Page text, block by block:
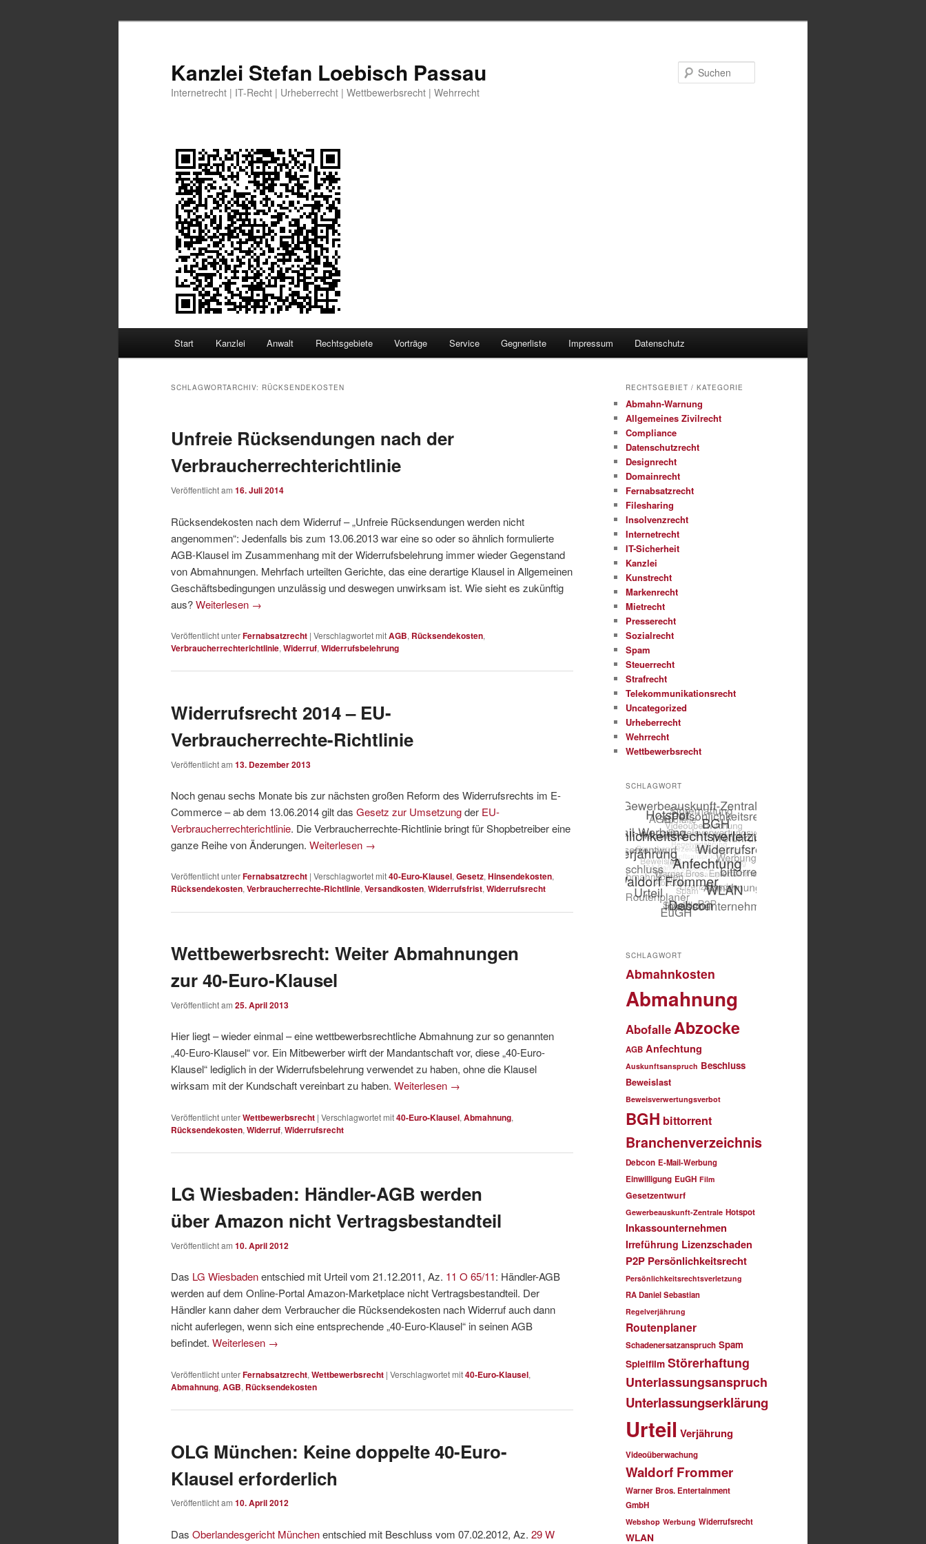
Kanzlei Stefan Loebisch Passau
Internetrecht | IT-Recht | Urheberrecht | Wettbewerbsrecht | Wehrrecht
Start Kanzlei Anwalt Rechtsgebiete Vorträge Service Gegnerliste Impressum Datenschutz
SCHLAGWORTARCHIV: RÜCKSENDEKOSTEN
Unfreie Rücksendungen nach der
Verbraucherrechterichtlinie
Veröffentlicht am 16. Juli 2014
Rücksendekosten nach dem Widerruf – „Unfreie Rücksendungen werden nicht
angenommen“: Jedenfalls bis zum 13.06.2013 war eine so oder so ähnlich formulierte
AGB-Klausel im Zusammenhang mit der Widerrufsbelehrung immer wieder Gegenstand
von Abmahnungen. Mehrfach urteilten Gerichte, das eine derartige Klausel in Allgemeinen
Geschäftsbedingungen unzulässig und deswegen unwirksam ist. Wie sieht es zukünftig
aus?Weiterlesen →
Veröffentlicht unterFernabsatzrecht | Verschlagwortet mitAGB, Rücksendekosten,
Verbraucherrechterichtlinie, Widerruf, Widerrufsbelehrung
Widerrufsrecht 2014 – EU-
Verbraucherrechte-Richtlinie
Veröffentlicht am 13. Dezember 2013
Noch genau sechs Monate bis zur nächsten großen Reform des Widerrufsrechts im E-
Commerce – ab dem 13.06.2014 gilt das Gesetz zur Umsetzungder EU-
Verbraucherrechterichtlinie. Die Verbraucherrechte-Richtlinie bringt für Shopbetreiber eine
ganze Reihe von Änderungen. Weiterlesen →
Veröffentlicht unterFernabsatzrecht | Verschlagwortet mit40-Euro-Klausel, Gesetz, Hinsendekosten,
Rücksendekosten, Verbraucherrechte-Richtlinie, Versandkosten, Widerrufsfrist, Widerrufsrecht
Wettbewerbsrecht: Weiter Abmahnungen
zur 40-Euro-Klausel
Veröffentlicht am 25. April 2013
Hier liegt – wieder einmal – eine wettbewerbsrechtliche Abmahnung zur so genannten
„40-Euro-Klausel“ vor. Ein Mitbewerber wirft der Mandantschaft vor, diese „40-Euro-
Klausel“ lediglich in der Widerrufsbelehrung verwendet zu haben, ohne die Klausel
wirksam mit der Kundschaft vereinbart zu haben. Weiterlesen →
Veröffentlicht unterWettbewerbsrecht | Verschlagwortet mit40-Euro-Klausel, Abmahnung,
Rücksendekosten, Widerruf, Widerrufsrecht
LG Wiesbaden: Händler-AGB werden
über Amazon nicht Vertragsbestandteil
Veröffentlicht am 10. April 2012
Das LG Wiesbadenentschied mit Urteil vom 21.12.2011, Az. 11 O 65/11: Händler-AGB
werden auf dem Online-Portal Amazon-Marketplace nicht Vertragsbestandteil. Der
Händler kann daher dem Verbraucher die Rücksendekosten nach Widerruf auch dann
nicht auferlegen, wenn sich eine entsprechende „40-Euro-Klausel“ in seinen AGB
befindet. Weiterlesen →
Veröffentlicht unterFernabsatzrecht, Wettbewerbsrecht | Verschlagwortet mit40-Euro-Klausel,
Abmahnung, AGB, Rücksendekosten
OLG München: Keine doppelte 40-Euro-
Klausel erforderlich
Veröffentlicht am 10. April 2012
Das Oberlandesgericht Münchenentschied mit Beschluss vom 07.02.2012, Az. 29 W
RECHTSGEBIET / KATEGORIE
Abmahn-Warnung
Allgemeines Zivilrecht
Compliance
Datenschutzrecht
Designrecht
Domainrecht
Fernabsatzrecht
Filesharing
Insolvenzrecht
Internetrecht
IT-Sicherheit
Kanzlei
Kunstrecht
Markenrecht
Mietrecht
Presserecht
Sozialrecht
Spam
Steuerrecht
Strafrecht
Telekommunikationsrecht
Uncategorized
Urheberrecht
Wehrrecht
Wettbewerbsrecht
SCHLAGWORT
SCHLAGWORT
Abmahnkosten
Abmahnung
AbofalleAbzocke
AGB Anfechtung
Auskunftsanspruch Beschluss
Beweislast
Beweisverwertungsverbot
BGH bittorrent
Branchenverzeichnis
Debcon E-Mail-Werbung
Einwilligung EuGH Film
Gesetzentwurf
Gewerbeauskunft-Zentrale Hotspot
Inkassounternehmen
Irreführung Lizenzschaden
P2P Persönlichkeitsrecht
Persönlichkeitsrechtsverletzung
RA Daniel Sebastian
Regelverjährung
Routenplaner
Schadenersatzanspruch Spam
Spielfilm Störerhaftung
Unterlassungsanspruch
Unterlassungserklärung
Urteil Verjährung
Videoüberwachung
Waldorf Frommer
Warner Bros. Entertainment
GmbH
Webshop Werbung Widerrufsrecht
WLAN